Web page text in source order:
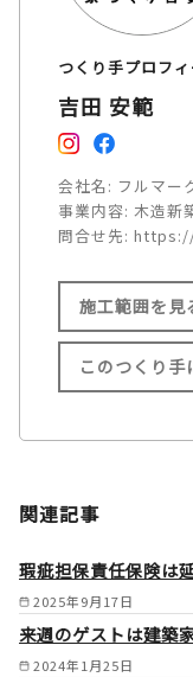
つくり手プロフ
吉田 安範
会社名: フルマー
事業内容: 木造新
問合せ先:
施工範囲を見
施
町 /
このつくり手
関連記事
2025年9月17日
瑕疵担保責任保険は
2024年1月25日
来週のゲストは建築